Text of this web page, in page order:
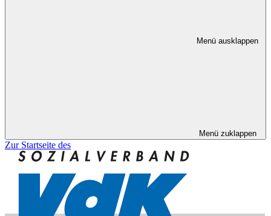
Menü ausklappen
Menü zuklappen
Zur Startseite des